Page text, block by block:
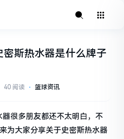
斯热水器是什么牌子
40 阅读 ⋅ 篮球资讯
很多朋友都还不太明白，不
为大家分享关于史密斯热水器